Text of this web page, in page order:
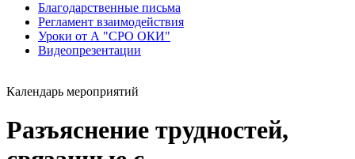
Благодарственные письма
Регламент взаимодействия
Уроки от А "СРО ОКИ"
Видеопрезентации
Календарь мероприятий
Разъяснение трудностей,